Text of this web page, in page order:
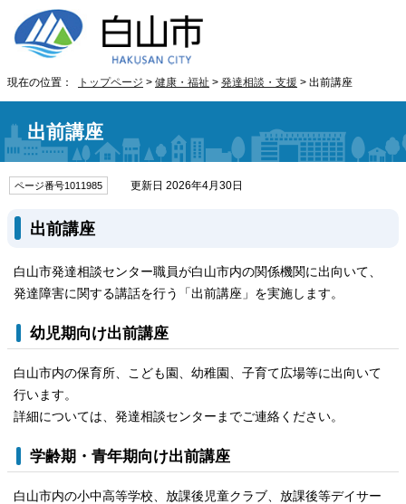
現在の位置： トップページ > 健康・福祉 > 発達相談・支援 > 出前講座
出前講座
ページ番号1011985 更新日 2026年4月30日
出前講座
白山市発達相談センター職員が白山市内の関係機関に出向いて、
発達障害に関する講話を行う「出前講座」を実施します。
幼児期向け出前講座
白山市内の保育所、こども園、幼稚園、子育て広場等に出向いて
行います。
詳細については、発達相談センターまでご連絡ください。
学齢期・青年期向け出前講座
白山市内の小中高等学校、放課後児童クラブ、放課後等デイサー